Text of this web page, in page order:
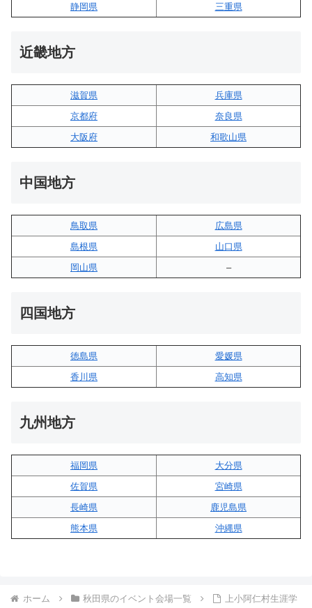
静岡県
三重県
近畿地方
滋賀県
兵庫県
京都府
奈良県
大阪府
和歌山県
中国地方
鳥取県
広島県
島根県
山口県
岡山県
–
四国地方
徳島県
愛媛県
香川県
高知県
九州地方
福岡県
大分県
佐賀県
宮崎県
長崎県
鹿児島県
熊本県
沖縄県
ホーム 秋田県のイベント会場一覧 上小阿仁村生涯学